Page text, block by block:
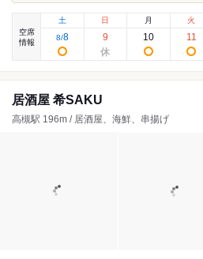
空席
情報
土
8/8
日
9
月
10
火
11
居酒屋 希SAKU
高槻駅 196m / 居酒屋、海鮮、串揚げ